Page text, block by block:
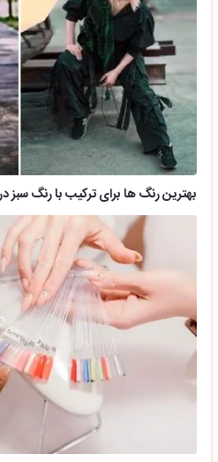
بهترین رنگ ها برای ترکیب با رنگ سبز